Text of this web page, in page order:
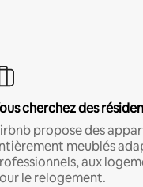
cherchez des
propose des
meublés
aux
le relogement.